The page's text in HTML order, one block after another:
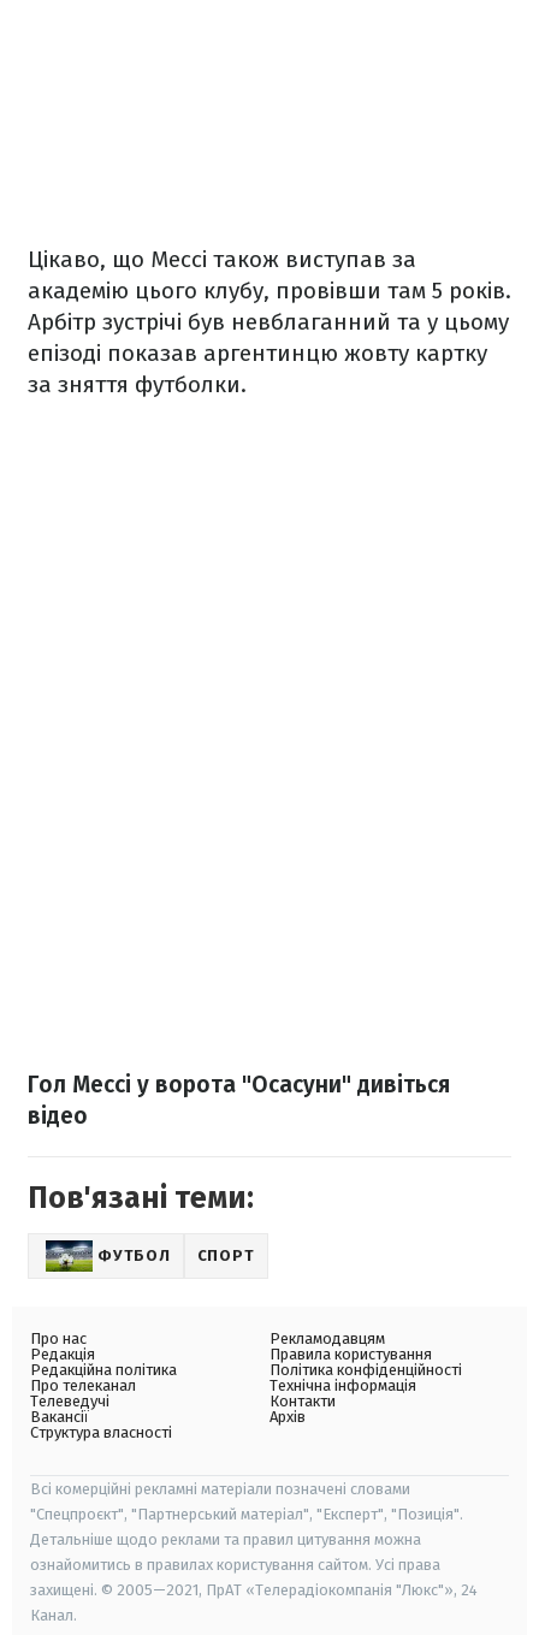
Цікаво, що Мессі також виступав за
академію цього клубу, провівши там 5 років.
Арбітр зустрічі був невблаганний та у цьому
епізоді показав аргентинцю жовту картку
за зняття футболки.
Гол Мессі у ворота "Осасуни" дивіться
відео
Пов'язані теми:
ФУТБОЛ СПОРТ
Про нас
Редакція
Редакційна політика
Про телеканал
Телеведучі
Вакансії
Структура власності
Рекламодавцям
Правила користування
Політика конфіденційності
Технічна інформація
Контакти
Архів
Всі комерційні рекламні матеріали позначені словами
"Спецпроєкт", "Партнерський матеріал", "Експерт", "Позиція".
Детальніше щодо реклами та правил цитування можна
ознайомитись в правилах користування сайтом. Усі права
захищені. © 2005—2021, ПрАТ «Телерадіокомпанія "Люкс"», 24
Канал.